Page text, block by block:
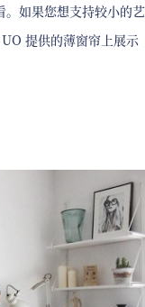
。如果您想支持较小的艺
提供的薄窗帘上展示